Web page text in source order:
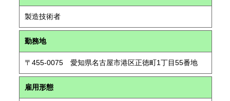
製造技術者
勤務地
〒455-0075 愛知県名古屋市港区正徳町1丁目55番地
雇用形態